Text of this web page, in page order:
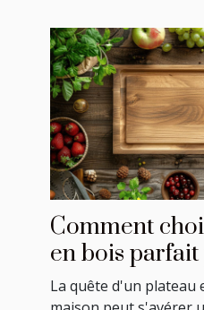
Comment
en bois
maison
La quête d'un plateau